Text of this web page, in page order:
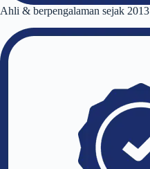
Ahli & berpengalaman sejak 2013